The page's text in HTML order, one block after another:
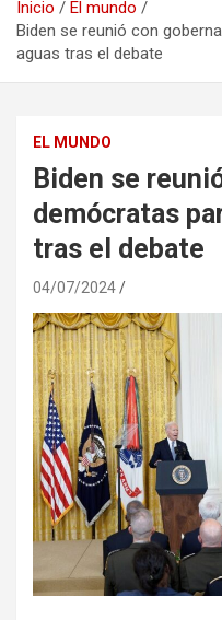
Inicio
El mundo
Biden se reunió con
aguas tras el debate
EL MUNDO
Biden se
demócratas
tras el debate
04/07/2024